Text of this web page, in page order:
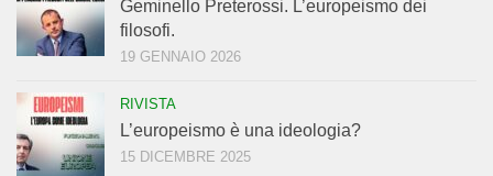
Geminello Preterossi. L’europeismo dei
filosofi.
19 GENNAIO 2026
RIVISTA
L’europeismo è una ideologia?
15 DICEMBRE 2025